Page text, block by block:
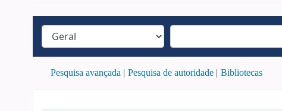
Pesquisa avançada Pesquisa de autoridade Bibliotecas